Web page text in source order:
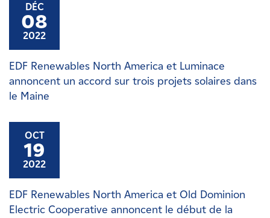
DÉC
08
2022
EDF Renewables North America et Luminace
annoncent un accord sur trois projets solaires dans
le Maine
OCT
19
2022
EDF Renewables North America et Old Dominion
Electric Cooperative annoncent le début de la